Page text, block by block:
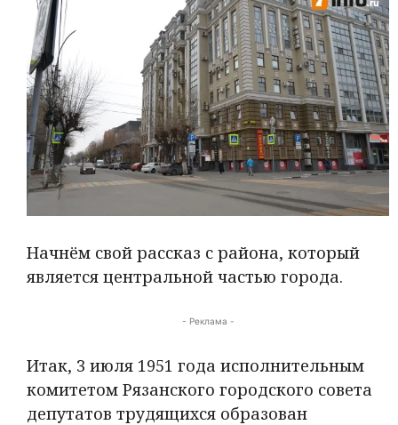
Начнём свой рассказ с района, который
является центральной частью города.
- Реклама -
Итак, 3 июля 1951 года исполнительным
комитетом Рязанского городского совета
депутатов трудящихся образован